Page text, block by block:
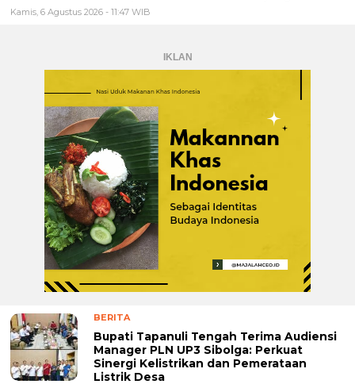
Kamis, 6 Agustus 2026 - 11:47 WIB
IKLAN
BERITA
Bupati Tapanuli Tengah Terima Audiensi
Manager PLN UP3 Sibolga: Perkuat
Sinergi Kelistrikan dan Pemerataan
Listrik Desa